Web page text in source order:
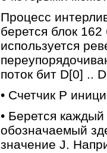
Процесс
берется блок
используется
поток бит D[0] ..
• Счетчик P
• Берется
обозначаемый
значение J.